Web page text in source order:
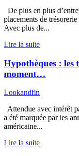
De plus en plus
placements de
Avec plus de...
Lire la suite
Hypothèques : les
moment…
Lookandfin
Attendue avec intérêt
a été marquée par les
américaine...
Lire la suite